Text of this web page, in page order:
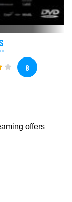
8